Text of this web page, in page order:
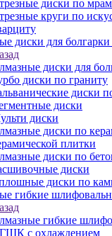
диски по
круги по
диски для
диски для
диски по граниту
диски
диски
диски
диски по
плитки
диски по
диски
диски по
гибкие
гибкие
с охлаждением